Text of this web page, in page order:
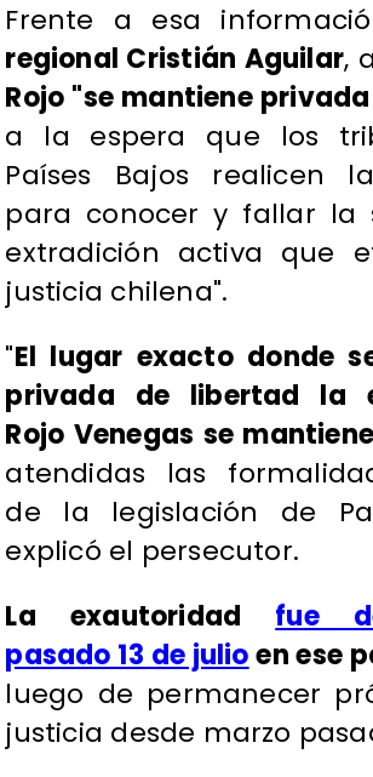
Frente a esa
regional Cristián Aguilar,
Rojo "se mantiene
a la espera que los
Países Bajos realicen
para conocer y fallar la
extradición activa que
justicia chilena".
"El lugar exacto donde
privada de libertad la
Rojo Venegas se
atendidas las
de la legislación de
explicó el persecutor.
La exautoridad fue
pasado 13 de julioen ese
luego de permanecer
justicia desde marzo